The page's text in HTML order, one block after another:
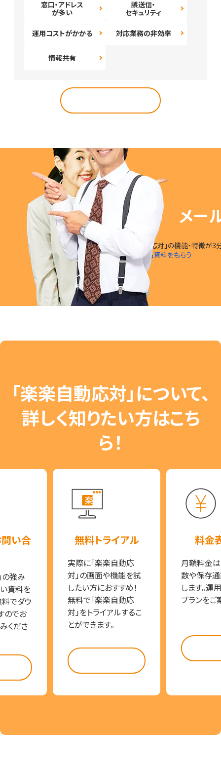
窓口・アドレス
が多い
誤送信・
セキュリティ
運用コストがかかる 対応業務の非効率
情報共有
メー
「楽楽自動応対」の機能・特徴が3
無料で製品資料をもらう
「楽楽自動応対」について、
詳しく知りたい方はこち
ら！
問い合
の強み
資料を
料でダウ
のでお
くださ
無料トライアル
実際に「楽楽自動応
対」の画面や機能を試
したい方におすすめ！
無料で「楽楽自動応
対」をトライアルするこ
とができます。
料金
月額料金
数や保存
します。運
プランをご